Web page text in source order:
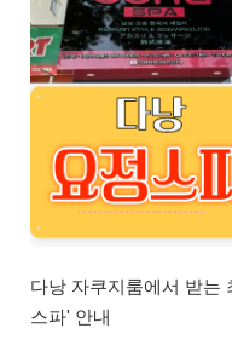
다낭 자쿠지룸에서 받는
스파' 안내